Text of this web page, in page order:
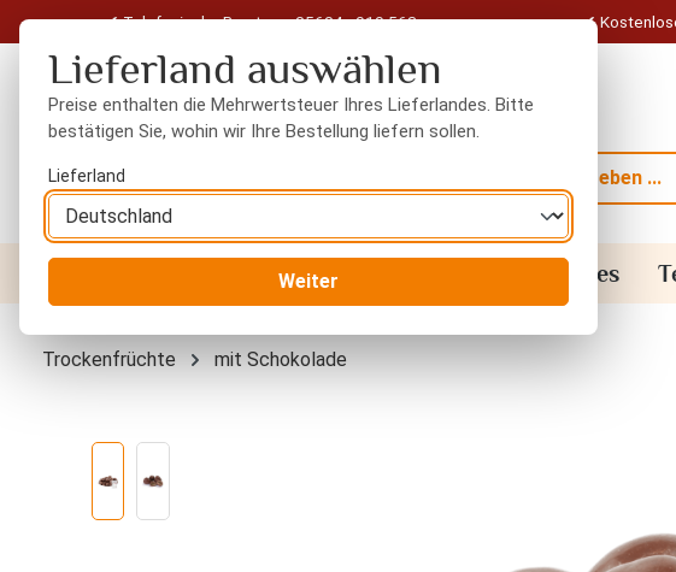
Hauptinhalt springen
Zur Suche springen
Zur Hauptnavigation springen
Telefonische Beratung: 05604 - 919 563
Trockenfrüchte Gewürze Orientalisches
Trockenfrüchte mit Schokolade
Bildergalerie überspringen
Lieferland auswählen
Preise enthalten die Mehrwertsteuer Ihres Lieferlandes. Bitte
bestätigen Sie, wohin wir Ihre Bestellung liefern sollen.
Lieferland
Weiter